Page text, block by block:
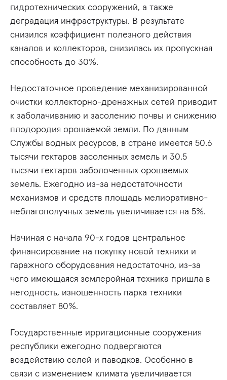
гидротехнических сооружений, а также
деградация инфраструктуры. В результате
снизился коэффициент полезного действия
каналов и коллекторов, снизилась их пропускная
способность до 30%.
Недостаточное проведение механизированной
очистки коллекторно-дренажных сетей приводит
к заболачиванию и засолению почвы и снижению
плодородия орошаемой земли. По данным
Службы водных ресурсов, в стране имеется 50.6
тысячи гектаров засоленных земель и 30.5
тысячи гектаров заболоченных орошаемых
земель. Ежегодно из-за недостаточности
механизмов и средств площадь мелиоративно-
неблагополучных земель увеличивается на 5%.
Начиная с начала 90-х годов центральное
финансирование на покупку новой техники и
гаражного оборудования недостаточно, из-за
чего имеющаяся землеройная техника пришла в
негодность, изношенность парка техники
составляет 80%.
Государственные ирригационные сооружения
республики ежегодно подвергаются
воздействию селей и паводков. Особенно в
связи с изменением климата увеличивается